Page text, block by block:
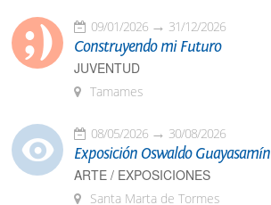
09/01/2026 31/12/2026
Construyendo mi Futuro
JUVENTUD
Tamames
08/05/2026 30/08/2026
Exposición Oswaldo Guayasamín
ARTE / EXPOSICIONES
Santa Marta de Tormes